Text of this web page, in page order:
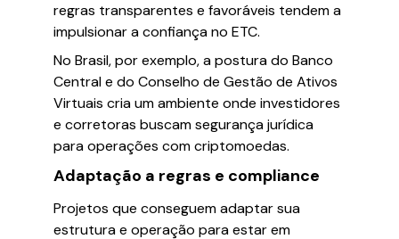
regras transparentes e favoráveis tendem a
impulsionar a confiança no ETC.
No Brasil, por exemplo, a postura do Banco
Central e do Conselho de Gestão de Ativos
Virtuais cria um ambiente onde investidores
e corretoras buscam segurança jurídica
para operações com criptomoedas.
Adaptação a regras e compliance
Projetos que conseguem adaptar sua
estrutura e operação para estar em